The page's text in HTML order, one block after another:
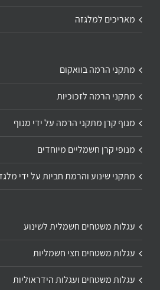
מאריכים למלגזה
מתקני הרמה בוואקום
מתקני הרמה לזכוכיות
מנוף קרן מתקני הרמה על ידי מנוף
מנופי קרן חשמליים מיוחדים
מתקני שינוע והרמת חביות על ידי
עגלות משטחים חשמלית לשינוע
עגלות משטחים חצי חשמליות
עגלות משטחים ועגלות הידראוליות